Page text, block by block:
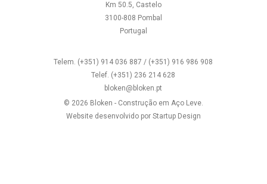
Km 50.5, Castelo
3100-808 Pombal
Portugal
Telem. (+351) 914 036 887 / (+351) 916 986 908
Telef. (+351) 236 214 628
bloken@bloken.pt
© 2026 Bloken - Construção em Aço Leve.
Website desenvolvido por Startup Design